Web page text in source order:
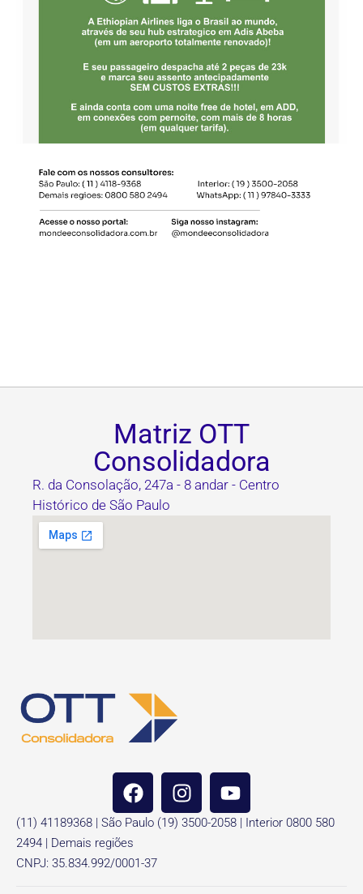
Matriz OTT
Consolidadora
R. da Consolação, 247a - 8 andar - Centro
Histórico de São Paulo
(11) 41189368 | São Paulo (19) 3500-2058 | Interior 0800 580
2494 | Demais regiões
CNPJ: 35.834.992/0001-37